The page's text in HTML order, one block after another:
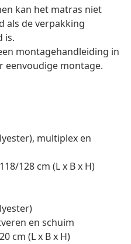
kan het matras niet
als de verpakking
is.
montagehandleiding in
eenvoudige montage.
multiplex en
128 cm (L x B x H)
en schuim
cm (L x B x H)